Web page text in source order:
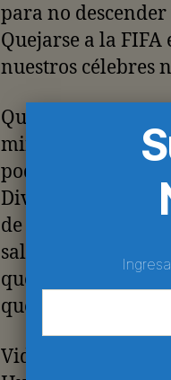
para no
Quejarse a la
nuestros célebres
Quienes hemos
minuto de
podemos
Divino. Es el
de manos
salpiquen las
que es un gánster
que lo inculpe de
Videla, Noriega,